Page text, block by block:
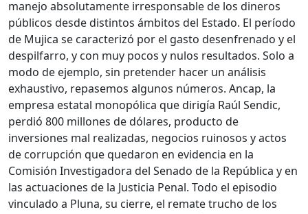
manejo absolutamente irresponsable de los dineros
públicos desde distintos ámbitos del Estado. El período
de Mujica se caracterizó por el gasto desenfrenado y el
despilfarro, y con muy pocos y nulos resultados. Solo a
modo de ejemplo, sin pretender hacer un análisis
exhaustivo, repasemos algunos números. Ancap, la
empresa estatal monopólica que dirigía Raúl Sendic,
perdió 800 millones de dólares, producto de
inversiones mal realizadas, negocios ruinosos y actos
de corrupción que quedaron en evidencia en la
Comisión Investigadora del Senado de la República y en
las actuaciones de la Justicia Penal. Todo el episodio
vinculado a Pluna, su cierre, el remate trucho de los